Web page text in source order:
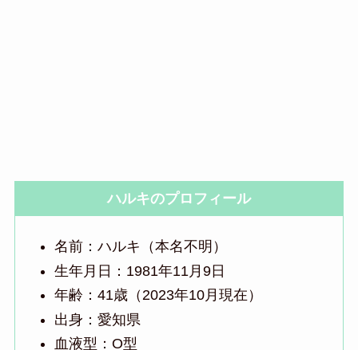
ハルキのプロフィール
名前：ハルキ（本名不明）
生年月日：1981年11月9日
年齢：41歳（2023年10月現在）
出身：愛知県
血液型：O型